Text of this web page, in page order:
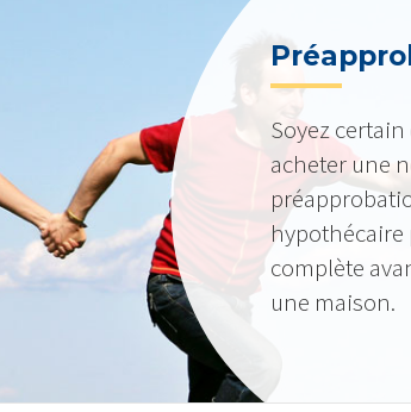
Soyez
acheter une
complète
une maison.